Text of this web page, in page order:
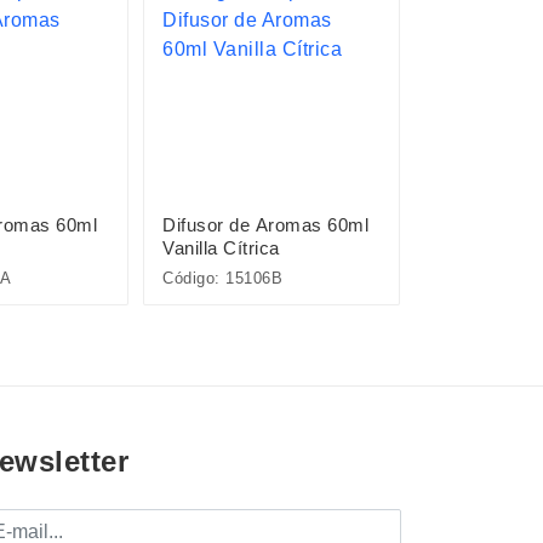
60ml
Difusor de Aromas 60ml
Vanilla Cítrica
Código: 15106B